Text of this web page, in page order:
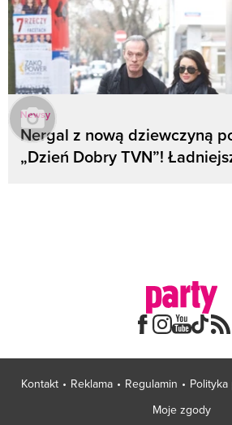
Newsy
Nergal z nową dziewczyną
„Dzień Dobry TVN”!
Kontakt Reklama Regulamin
Moje zgody